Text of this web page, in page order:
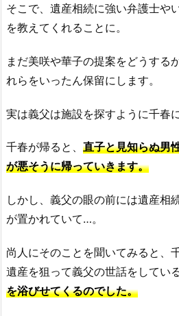
そこで、遺産相続に強い弁護士や
を教えてくれることに。
まだ美咲や華子の提案をどうする
れらをいったん保留にします。
実は義父は施設を探すように千春
千春が帰ると、 直子と見知らぬ男
が悪そうに帰っていきます。
しかし、義父の眼の前には遺産相
が置かれていて…。
尚人にそのことを聞いてみると、
遺産を狙って義父の世話をしてい
を浴びせてくるのでした。